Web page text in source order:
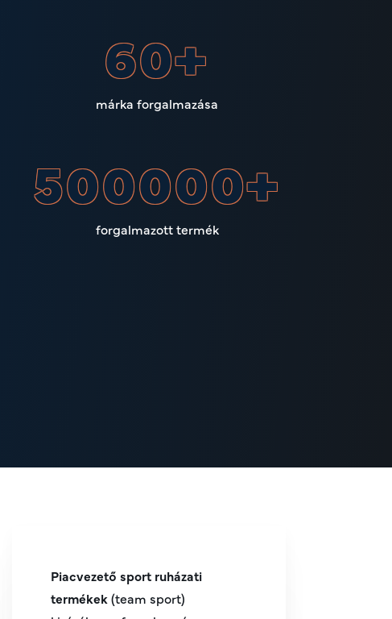
60+
márka forgalmazása
500000+
forgalmazott termék
Piacvezető sport ruházati
termékek(team sport)